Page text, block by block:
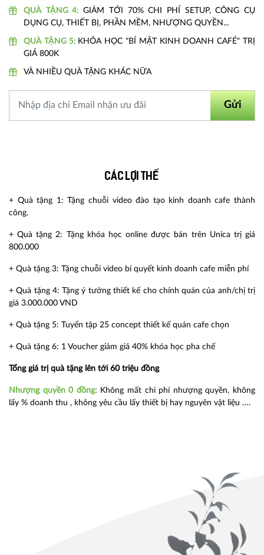
QUÀ TẶNG 4:GIẢM TỚI 70% CHI PHÍ SETUP, CÔNG CỤ
DỤNG CỤ, THIẾT BỊ, PHẦN MỀM, NHƯỢNG QUYỀN...
QUÀ TẶNG 5: KHÓA HỌC "BÍ MẬT KINH DOANH CAFÉ" TRỊ
GIÁ 800K
VÀ NHIỀU QUÀ TẶNG KHÁC NỮA
Gửi
Các lợi thế
+ Quà tặng 1: Tặng chuỗi video đào tạo kinh doanh cafe thành
công.
+ Quà tặng 2: Tặng khóa học online được bán trên Unica trị giá
800.000
+ Quà tặng 3: Tặng chuỗi video bí quyết kinh doanh cafe miễn phí
+ Quà tặng 4: Tặng ý tưởng thiết kế cho chính quán của anh/chị trị
giá 3.000.000 VND
+ Quà tặng 5: Tuyển tập 25 concept thiết kế quán cafe chọn
+ Quà tặng 6: 1 Voucher giảm giá 40% khóa học pha chế
Tổng giá trị quà tặng lên tới 60 triệu đồng
Nhượng quyền 0 đồng: Không mất chi phí nhượng quyền, không
lấy % doanh thu , không yêu cầu lấy thiết bị hay nguyên vật liệu ….